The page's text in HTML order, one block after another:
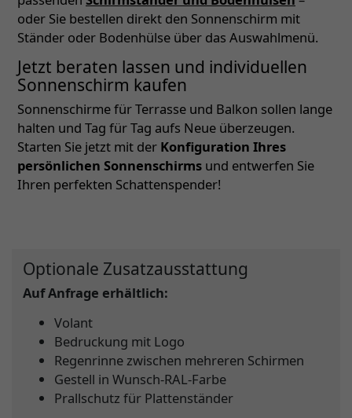
oder Sie bestellen direkt den Sonnenschirm mit
Ständer oder Bodenhülse über das Auswahlmenü.
Jetzt beraten lassen und individuellen
Sonnenschirm kaufen
Sonnenschirme für Terrasse und Balkon sollen lange
halten und Tag für Tag aufs Neue überzeugen.
Starten Sie jetzt mit der Konfiguration Ihres
persönlichen Sonnenschirms und entwerfen Sie
Ihren perfekten Schattenspender!
Optionale Zusatzausstattung
Auf Anfrage erhältlich:
Volant
Bedruckung mit Logo
Regenrinne zwischen mehreren Schirmen
Gestell in Wunsch-RAL-Farbe
Prallschutz für Plattenständer